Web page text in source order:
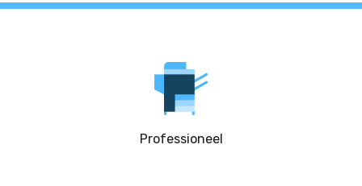
Professioneel